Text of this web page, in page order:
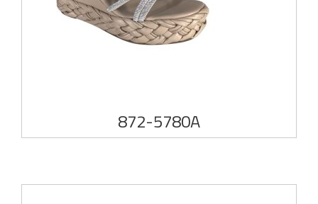
872-5780A